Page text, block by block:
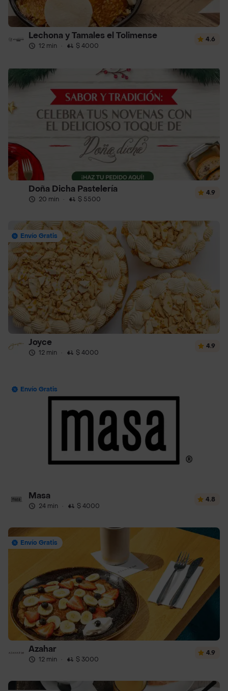
Lechona y Tamales el Tolimense
12 min · $ 4000
4.6
Doña Dicha Pastelería
20 min · $ 5500
4.9
Envío Gratis
Joyce
12 min · $ 4000
4.9
Envío Gratis
Masa
24 min · $ 4000
4.8
Envío Gratis
Azahar
12 min · $ 3000
4.9